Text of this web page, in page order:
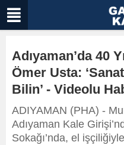
Adıyaman’da 40
Ömer Usta:
Bilin’ - Videolu
ADIYAMAN (PHA) -
Adıyaman Kale
Sokağı’nda, el